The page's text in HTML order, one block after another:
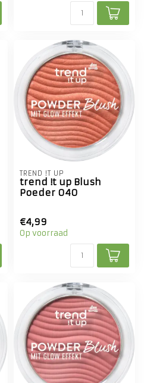
TREND !T UP
trend !t up Blush
Poeder 040
€4,99
Op voorraad